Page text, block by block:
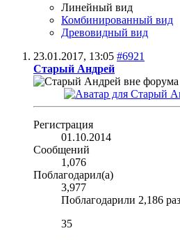
Линейный вид
Комбинированный вид
Древовидный вид
23.01.2017, 13:05 #6921
Старый Андрей
Регистрация
01.10.2014
Сообщений
1,076
Поблагодарил(а)
3,977
Поблагодарили 2,186
35